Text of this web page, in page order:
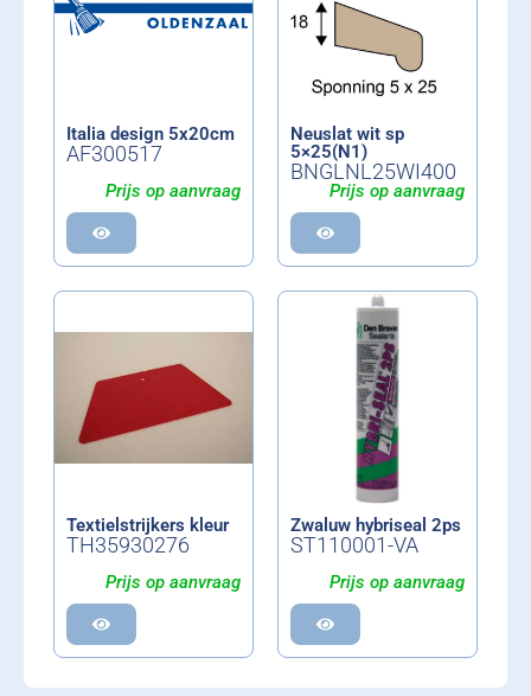
Italia design 5x20cm
AF300517
Prijs op aanvraag
Neuslat wit sp
5×25(N1)
BNGLNL25WI400
Prijs op aanvraag
Textielstrijkers kleur
TH35930276
Prijs op aanvraag
Zwaluw hybriseal 2ps
ST110001-VA
Prijs op aanvraag